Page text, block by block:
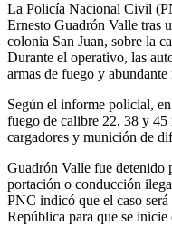
La Policía Nacional Civil
Ernesto Guadrón Valle tras
colonia San Juan, sobre la
Durante el operativo, las
armas de fuego y
Según el informe policial,
fuego de calibre 22, 38 y 45
cargadores y munición de
Guadrón Valle fue detenido
portación o conducción
PNC indicó que el caso
República para que se